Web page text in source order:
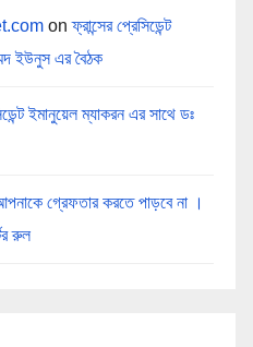
onফ্রান্সের প্রেসিডেন্ট
ইউনুস এর বৈঠক
ইমানুয়েল ম্যাকরন এর সাথে ডঃ
গ্রেফতার করতে পাড়বে না ।
রুল